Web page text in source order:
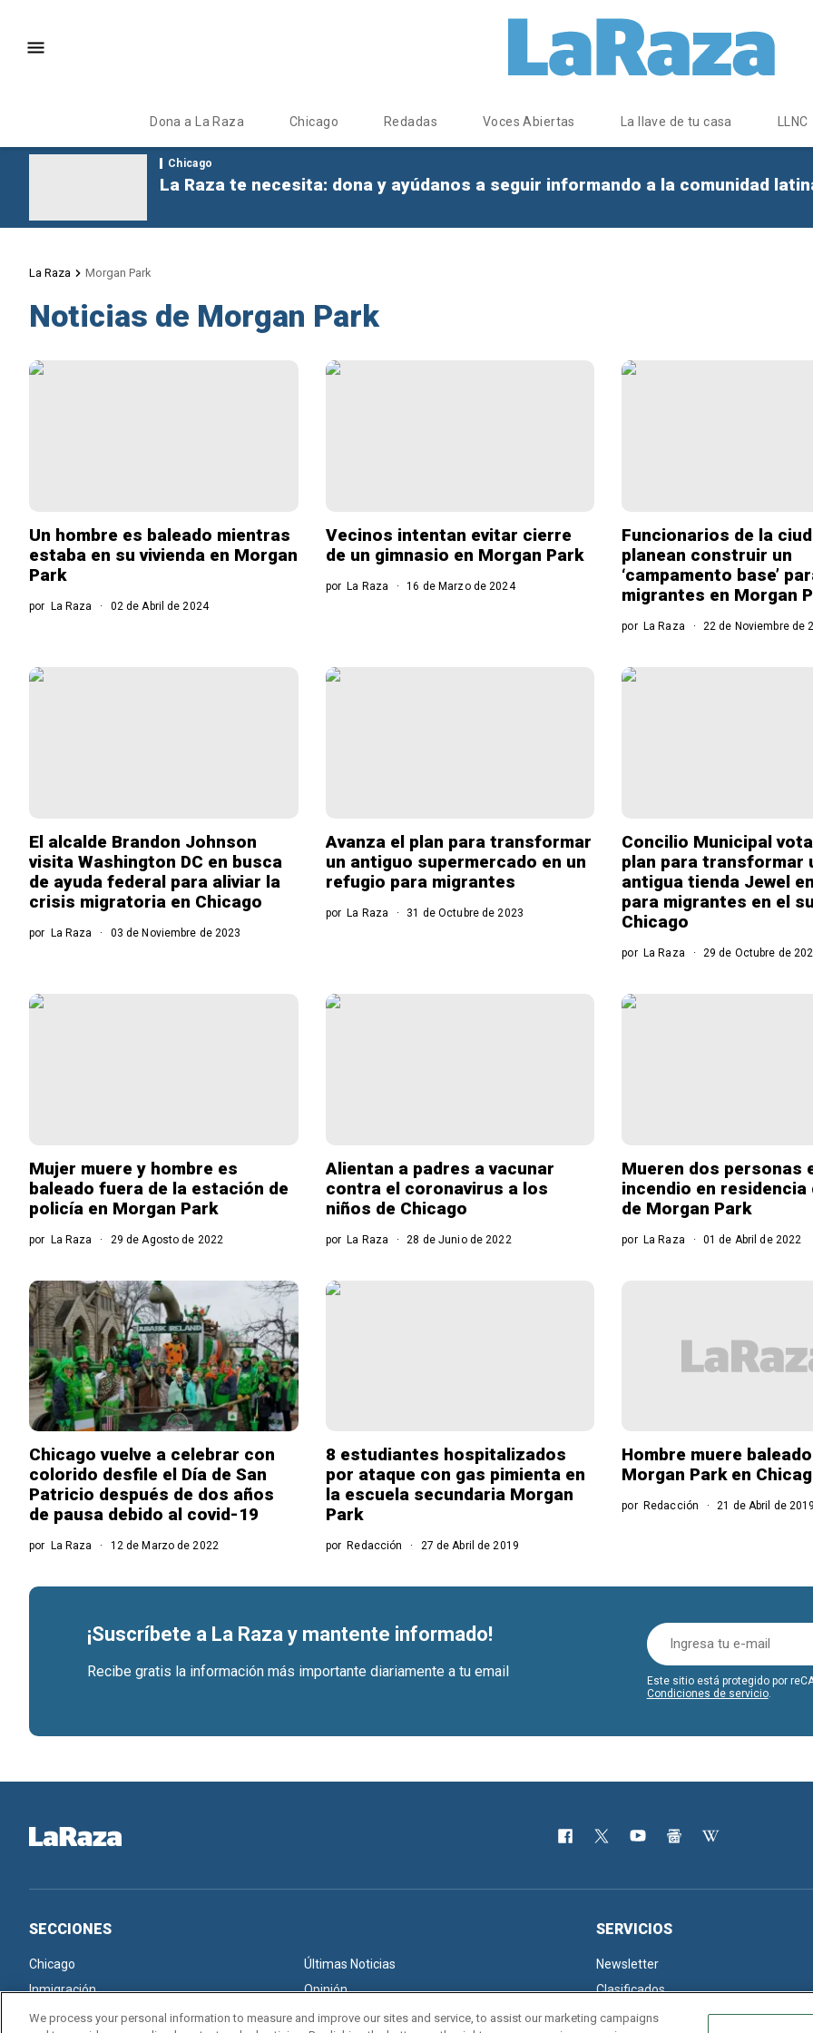
Dona a La Raza Chicago Redadas Voces Abiertas La llave de tu casa LLNC
Chicago
La Raza te necesita: dona y ayúdanos a seguir informando a la comunidad
La Raza Morgan Park
Noticias de Morgan Park
Un hombre es baleado mientras
estaba en su vivienda en Morgan
Park
por La Raza 02 de Abril de 2024
Vecinos intentan evitar cierre
de un gimnasio en Morgan Park
porLa Raza 16 de Marzo de 2024
Funcionarios de la
planean construir un
‘campamento base’
migrantes en Morgan
por La Raza 22 de Noviembre de
El alcalde Brandon Johnson
visita Washington DC en busca
de ayuda federal para aliviar la
crisis migratoria en Chicago
por La Raza 03 de Noviembre de 2023
Avanza el plan para transformar
un antiguo supermercado en un
refugio para migrantes
porLa Raza 31 de Octubre de 2023
Concilio Municipal
plan para transformar
antigua tienda Jewel
para migrantes en el
Chicago
por La Raza 29 de Octubre de
Mujer muere y hombre es
baleado fuera de la estación de
policía en Morgan Park
por La Raza 29 de Agosto de 2022
Alientan a padres a vacunar
contra el coronavirus a los
niños de Chicago
porLa Raza 28 de Junio de 2022
Mueren dos personas
incendio en residencia
de Morgan Park
por La Raza 01 de Abril de 2022
Chicago vuelve a celebrar con
colorido desfile el Día de San
Patricio después de dos años
de pausa debido al covid-19
por La Raza 12 de Marzo de 2022
8 estudiantes hospitalizados
por ataque con gas pimienta en
la escuela secundaria Morgan
Park
por Redacción 27 de Abril de 2019
Hombre muere
Morgan Park en
por Redacción 21 de Abril de 2019
¡Suscríbete a La Raza y mantente informado!
Recibe gratis la información más importante diariamente a tu email
Este sitio está protegido por
Condiciones de servicio.
SECCIONES
Chicago
Últimas Noticias
Inmigración
Opinión
SERVICIOS
Newsletter
Clasificados
We process your personal information to measure and improve our sites and service, to assist our marketing campaigns